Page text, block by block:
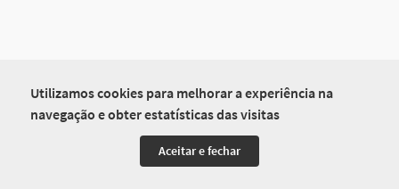
Utilizamos cookies para melhorar a experiência na
navegação e obter estatísticas das visitas
Aceitar e fechar